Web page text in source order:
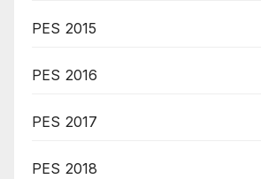
PES 2015
PES 2016
PES 2017
PES 2018